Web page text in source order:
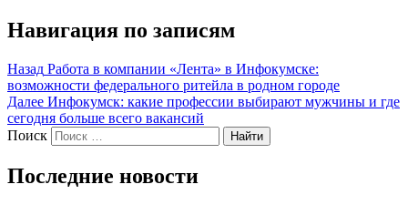
Навигация по записям
Назад Работа в компании «Лента» в Инфокумске:
возможности федерального ритейла в родном городе
Далее Инфокумск: какие профессии выбирают мужчины и где
сегодня больше всего вакансий
Поиск
Найти
Последние новости